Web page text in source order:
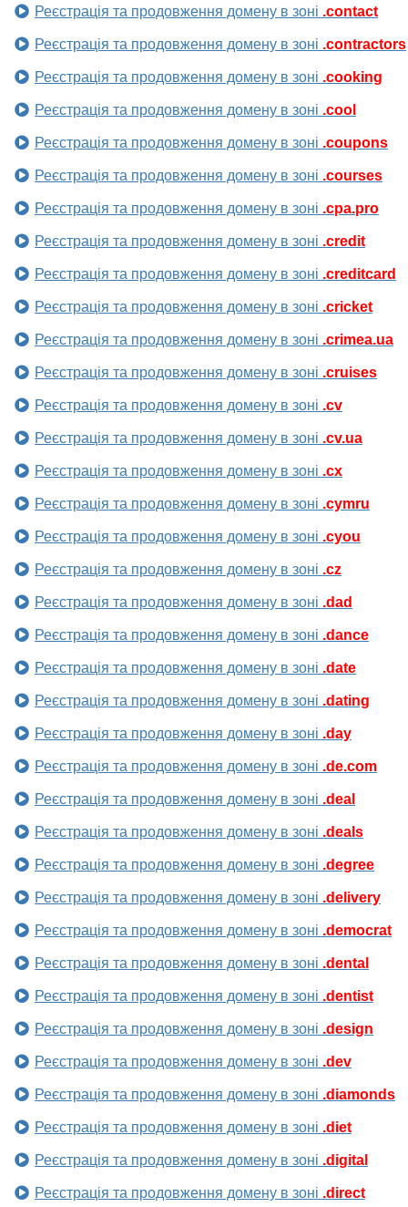
Реєстрація та продовження домену в зоні .contact
Реєстрація та продовження домену в зоні .contractors
Реєстрація та продовження домену в зоні .cooking
Реєстрація та продовження домену в зоні .cool
Реєстрація та продовження домену в зоні .coupons
Реєстрація та продовження домену в зоні .courses
Реєстрація та продовження домену в зоні .cpa.pro
Реєстрація та продовження домену в зоні .credit
Реєстрація та продовження домену в зоні .creditcard
Реєстрація та продовження домену в зоні .cricket
Реєстрація та продовження домену в зоні .crimea.ua
Реєстрація та продовження домену в зоні .cruises
Реєстрація та продовження домену в зоні .cv
Реєстрація та продовження домену в зоні .cv.ua
Реєстрація та продовження домену в зоні .cx
Реєстрація та продовження домену в зоні .cymru
Реєстрація та продовження домену в зоні .cyou
Реєстрація та продовження домену в зоні .cz
Реєстрація та продовження домену в зоні .dad
Реєстрація та продовження домену в зоні .dance
Реєстрація та продовження домену в зоні .date
Реєстрація та продовження домену в зоні .dating
Реєстрація та продовження домену в зоні .day
Реєстрація та продовження домену в зоні .de.com
Реєстрація та продовження домену в зоні .deal
Реєстрація та продовження домену в зоні .deals
Реєстрація та продовження домену в зоні .degree
Реєстрація та продовження домену в зоні .delivery
Реєстрація та продовження домену в зоні .democrat
Реєстрація та продовження домену в зоні .dental
Реєстрація та продовження домену в зоні .dentist
Реєстрація та продовження домену в зоні .design
Реєстрація та продовження домену в зоні .dev
Реєстрація та продовження домену в зоні .diamonds
Реєстрація та продовження домену в зоні .diet
Реєстрація та продовження домену в зоні .digital
Реєстрація та продовження домену в зоні .direct